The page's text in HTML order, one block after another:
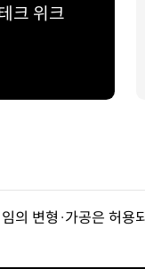
크 위크
의 변형·가공은 허